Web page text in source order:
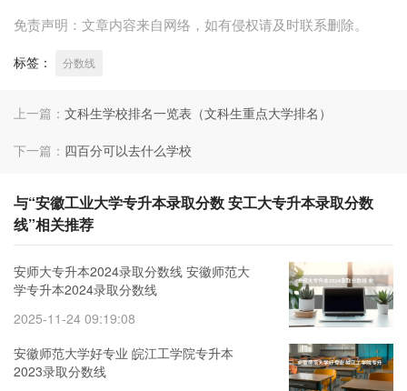
免责声明：文章内容来自网络，如有侵权请及时联系删除。
标签： 分数线
上一篇： 文科生学校排名一览表（文科生重点大学排名）
下一篇： 四百分可以去什么学校
与“安徽工业大学专升本录取分数 安工大专升本录取分数
线”相关推荐
安师大专升本2024录取分数线 安徽师范大
学专升本2024录取分数线
2025-11-24 09:19:08
安徽师范大学好专业 皖江工学院专升本
2023录取分数线